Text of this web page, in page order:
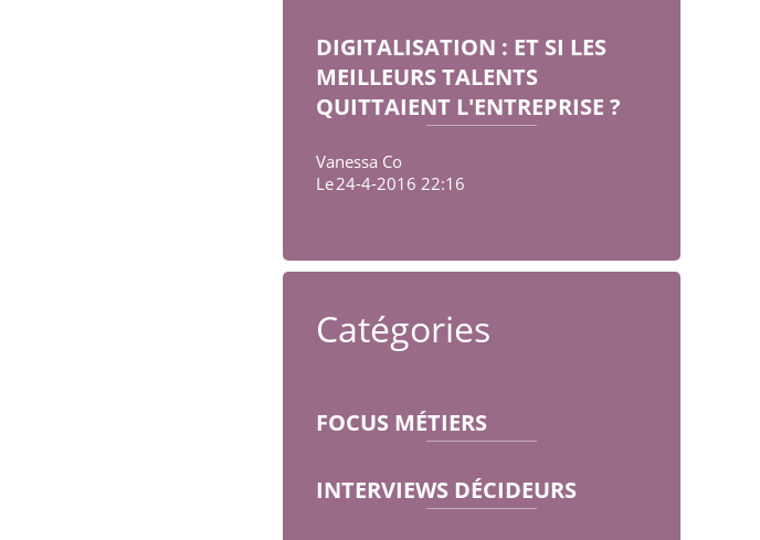
DIGITALISATION : ET SI LES
MEILLEURS TALENTS
QUITTAIENT L'ENTREPRISE ?
Vanessa Co
Le24-4-2016 22:16
Catégories
FOCUS MÉTIERS
INTERVIEWS DÉCIDEURS